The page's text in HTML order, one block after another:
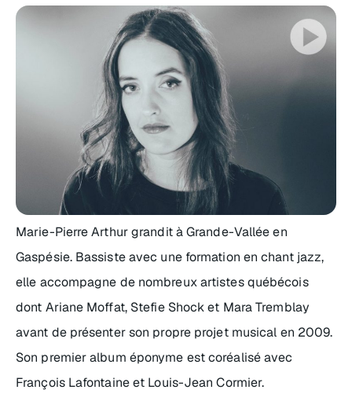
Marie-Pierre Arthur grandit à Grande-Vallée en
Gaspésie. Bassiste avec une formation en chant jazz,
elle accompagne de nombreux artistes québécois
dont Ariane Moffat, Stefie Shock et Mara Tremblay
avant de présenter son propre projet musical en 2009.
Son premier album éponyme est coréalisé avec
François Lafontaine et Louis-Jean Cormier.